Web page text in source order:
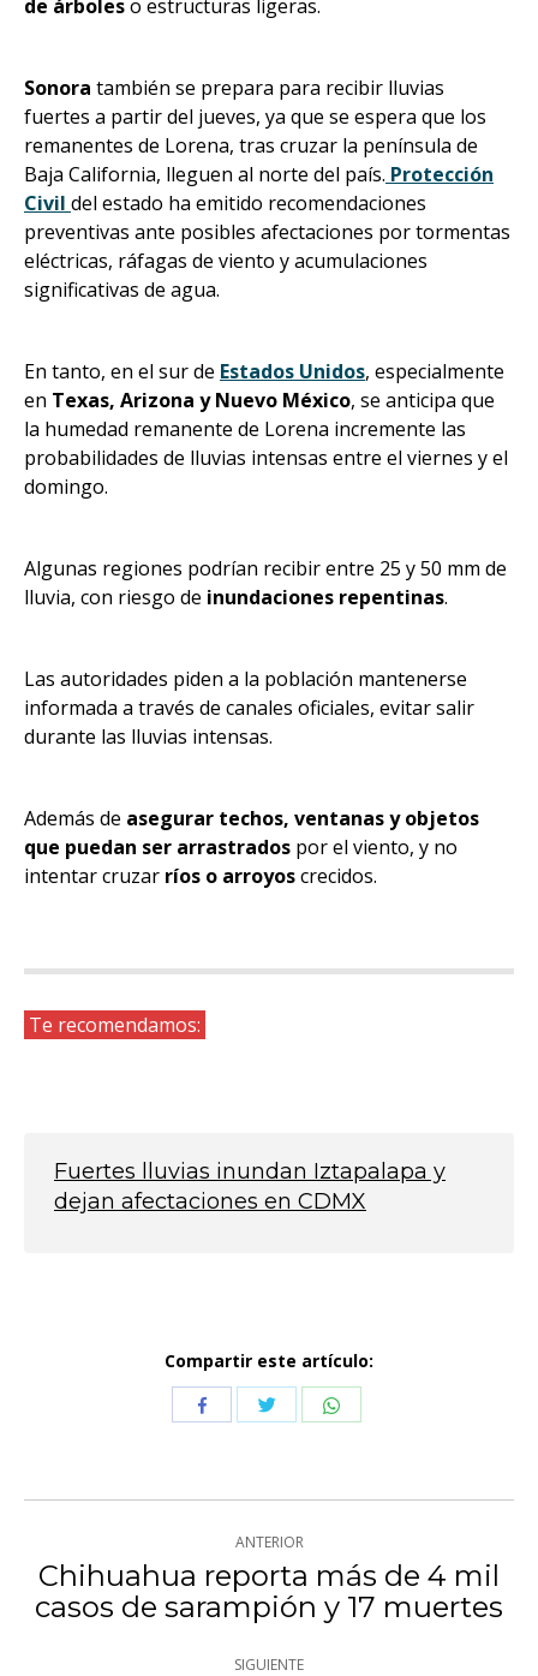
de árboleso estructuras ligeras.
Sonora también se prepara para recibir lluvias
fuertes a partir del jueves, ya que se espera que los
remanentes de Lorena, tras cruzar la península de
Baja California, lleguen al norte del país. Protección
Civil del estado ha emitido recomendaciones
preventivas ante posibles afectaciones por tormentas
eléctricas, ráfagas de viento y acumulaciones
significativas de agua.
En tanto, en el sur de Estados Unidos, especialmente
en Texas, Arizona y Nuevo México, se anticipa que
la humedad remanente de Lorena incremente las
probabilidades de lluvias intensas entre el viernes y el
domingo.
Algunas regiones podrían recibir entre 25 y 50 mm de
lluvia, con riesgo de inundaciones repentinas.
Las autoridades piden a la población mantenerse
informada a través de canales oficiales, evitar salir
durante las lluvias intensas.
Además de asegurar techos, ventanas y objetos
que puedan ser arrastrados por el viento, y no
intentar cruzar ríos o arroyoscrecidos.
Te recomendamos:
Fuertes lluvias inundan Iztapalapa y
dejan afectaciones en CDMX
Compartir este artículo:
CompartirCompartirCompartir
Navegación
entre
publicaciones
ANTERIOR
Publicación
anterior:
Chihuahua reporta más de 4 mil
casos de sarampión y 17 muertes
SIGUIENTE